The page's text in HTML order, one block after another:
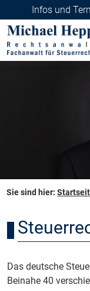
Infos und
Sie sind hier:
Das deutsche
Beinahe 40